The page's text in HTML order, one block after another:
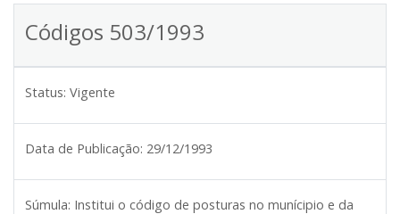
Códigos 503/1993
Status: Vigente
Data de Publicação: 29/12/1993
Súmula: Institui o código de posturas no munícipio e da